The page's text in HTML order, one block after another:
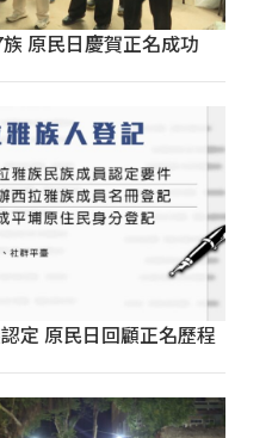
原民日慶賀正名成功
定 原民日回顧正名歷程